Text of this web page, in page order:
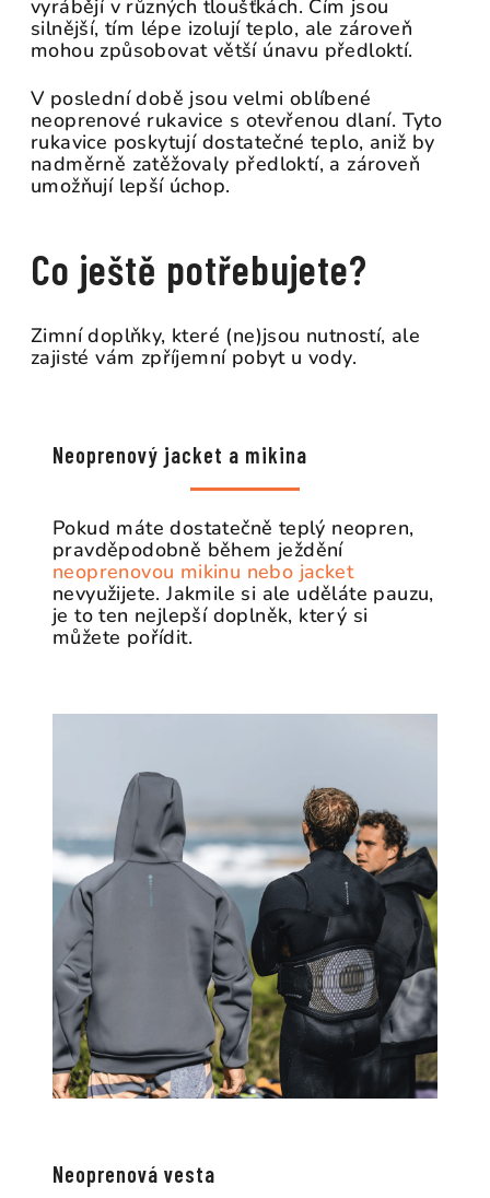
vyrábějí v různých tloušťkách. Čím jsou
silnější, tím lépe izolují teplo, ale zároveň
mohou způsobovat větší únavu předloktí.
V poslední době jsou velmi oblíbené
neoprenové rukavice s otevřenou dlaní. Tyto
rukavice poskytují dostatečné teplo, aniž by
nadměrně zatěžovaly předloktí, a zároveň
umožňují lepší úchop.
Co ještě potřebujete?
Zimní doplňky, které (ne)jsou nutností, ale
zajisté vám zpříjemní pobyt u vody.
Neoprenový jacket a mikina
Pokud máte dostatečně teplý neopren,
pravděpodobně během ježdění
neoprenovou mikinu nebo jacket
nevyužijete. Jakmile si ale uděláte pauzu,
je to ten nejlepší doplněk, který si
můžete pořídit.
Neoprenová vesta